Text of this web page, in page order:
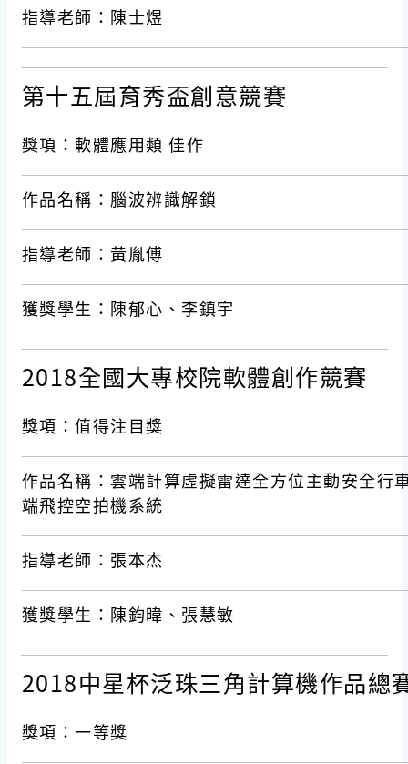
指導老師：陳士煜
第十五屆育秀盃創意競賽
獎項：軟體應用類 佳作
作品名稱：腦波辨識解鎖
指導老師：黃胤傅
獲獎學生：陳郁心、李鎮宇
2018全國大專校院軟體創作競賽
獎項：值得注目獎
作品名稱：雲端計算虛擬雷達全方位主動安全行
端飛控空拍機系統
指導老師：張本杰
獲獎學生：陳鈞暐、張慧敏
2018中星杯泛珠三角計算機作品總
獎項：一等獎